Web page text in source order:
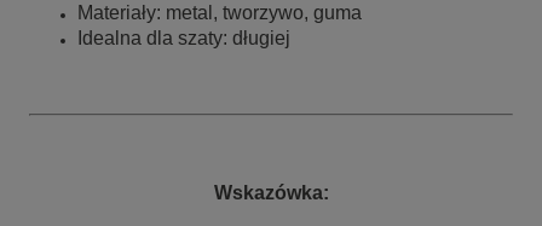
Materiały: metal, tworzywo, guma
Idealna dla szaty: długiej
Wskazówka: